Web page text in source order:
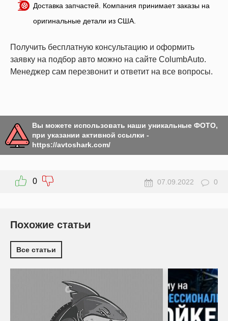
Доставка запчастей. Компания принимает заказы на
оригинальные детали из США.
Получить бесплатную консультацию и оформить
заявку на подбор авто можно на сайте ColumbAuto.
Менеджер сам перезвонит и ответит на все вопросы.
Вы можете использовать наши уникальные ФОТО,
при указании активной ссылки -
https://avtoshark.com/
0 07.09.2022 0
Похожие статьи
Все статьи